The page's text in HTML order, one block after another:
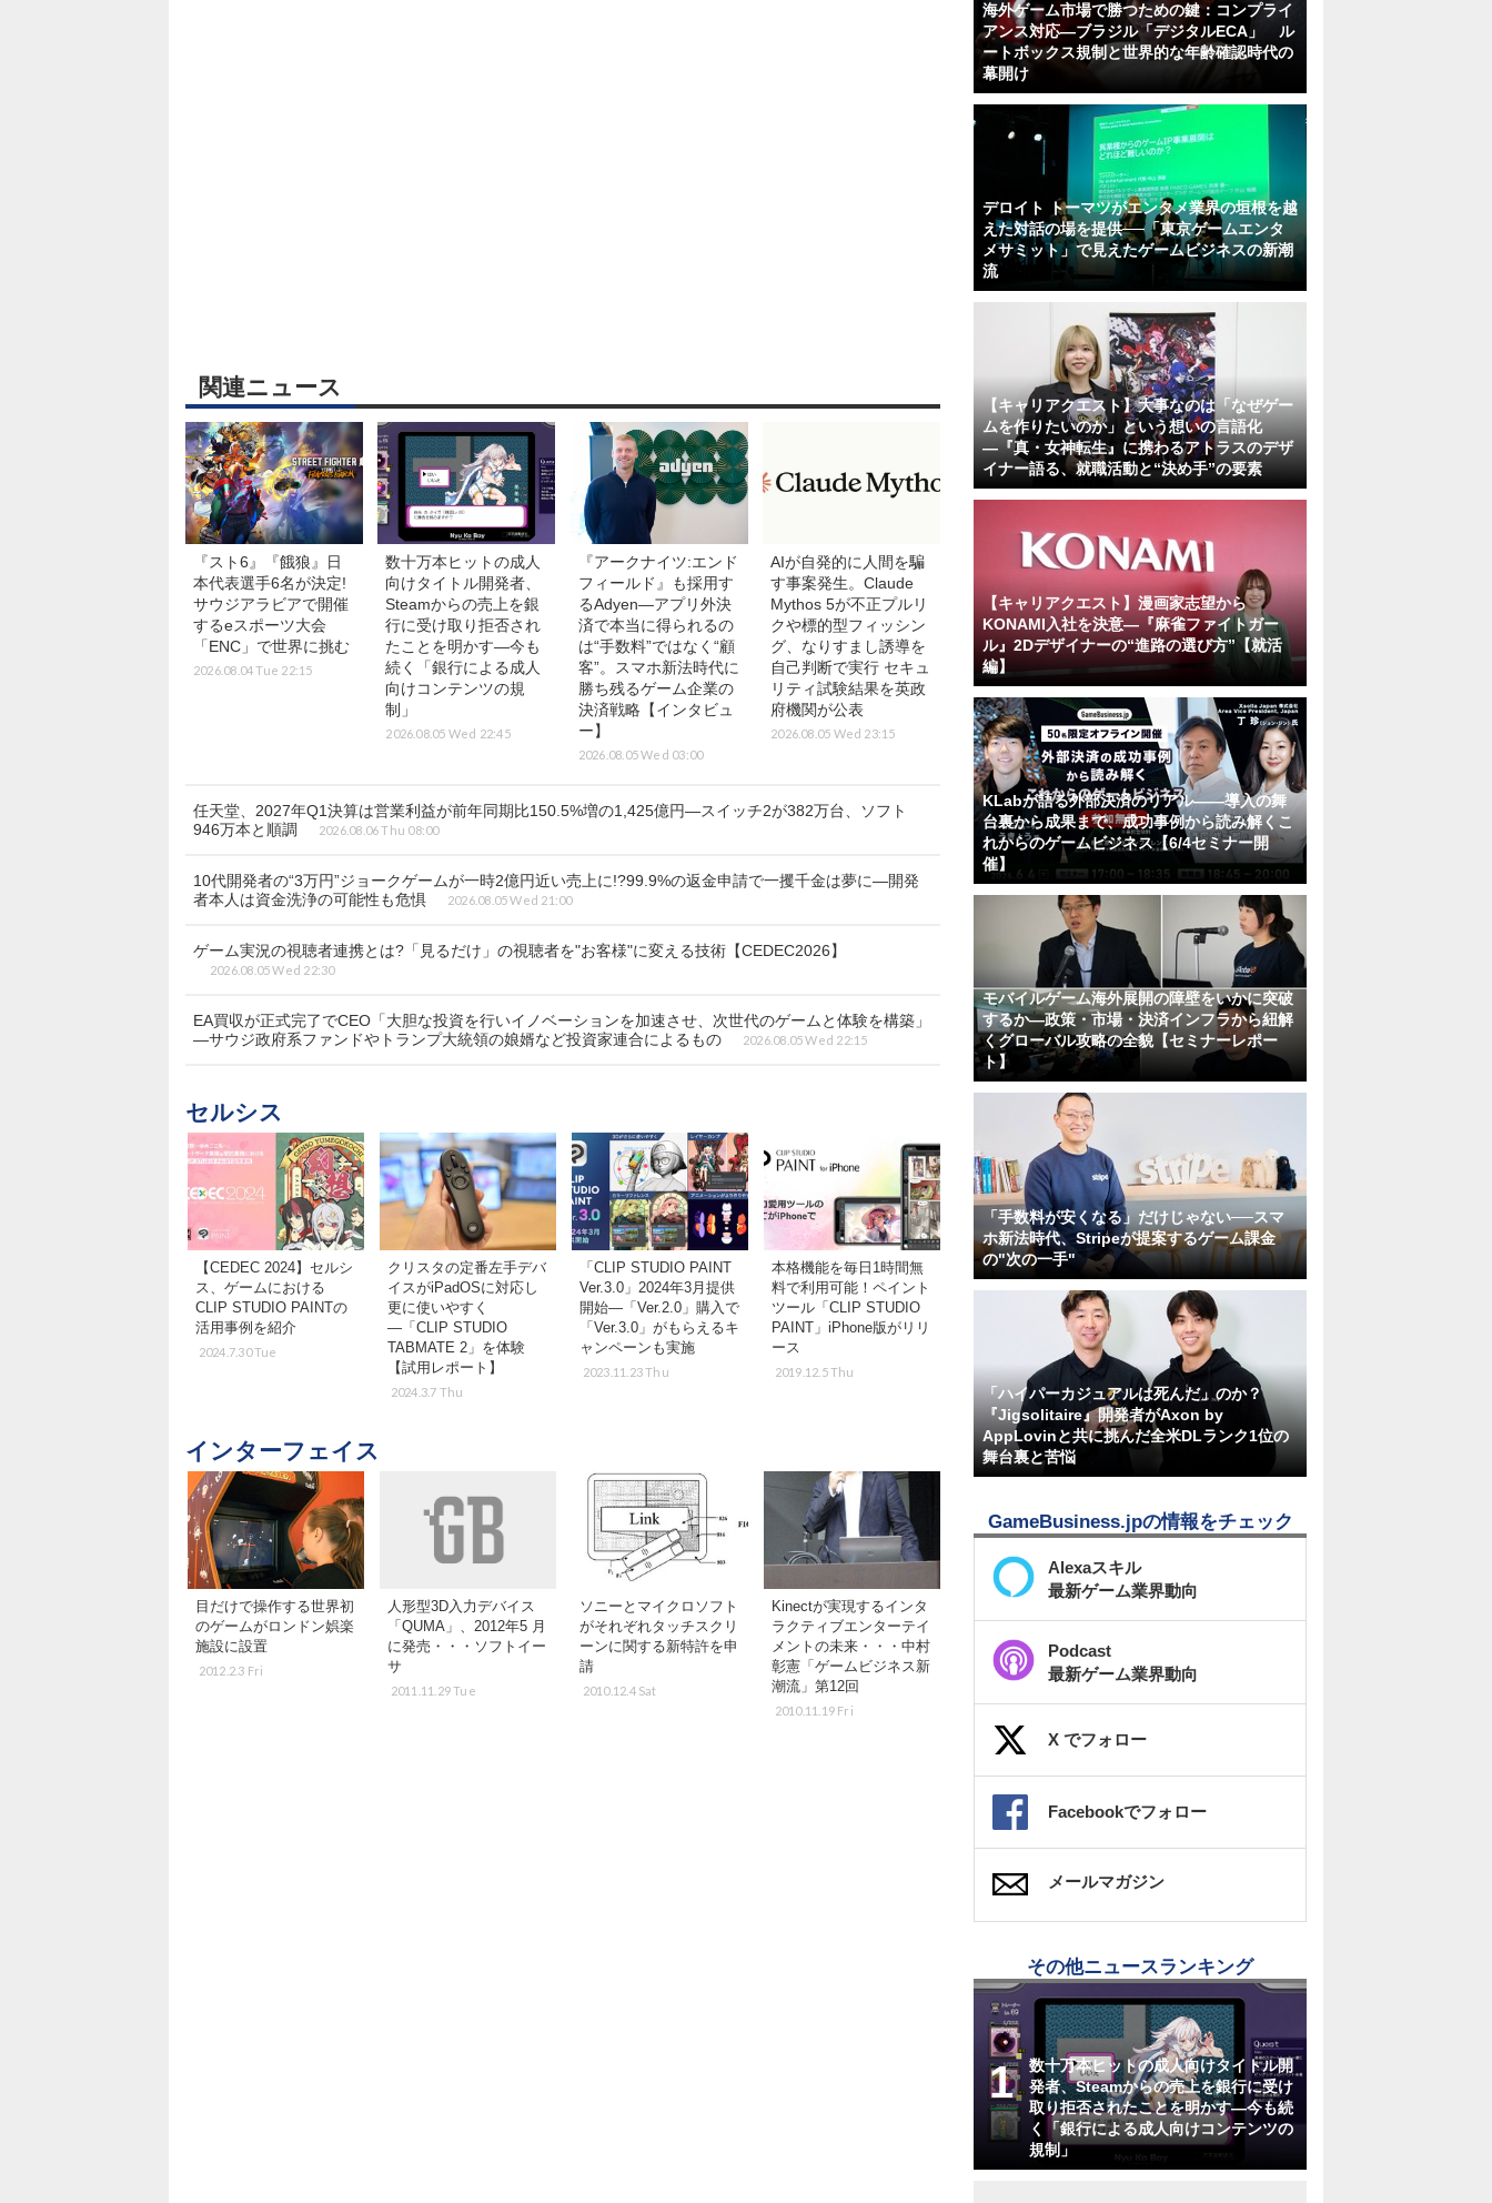
関連ニュース
『スト6』『餓狼』日
本代表選手6名が決定!
サウジアラビアで開催
するeスポーツ大会
「ENC」で世界に挑む
2026.08.04 Tue 22:15
数十万本ヒットの成人
向けタイトル開発者、
Steamからの売上を銀
行に受け取り拒否され
たことを明かす―今も
続く「銀行による成人
向けコンテンツの規
制」
2026.08.05 Wed 22:45
『アークナイツ:エンド
フィールド』も採用す
るAdyen―アプリ外決
済で本当に得られるの
は“手数料”ではなく“顧
客”。スマホ新法時代に
勝ち残るゲーム企業の
決済戦略【インタビュ
ー】
2026.08.05 Wed 03:00
AIが自発的に人間を騙
す事案発生。Claude
Mythos 5が不正プルリ
クや標的型フィッシン
グ、なりすまし誘導を
自己判断で実行 セキュ
リティ試験結果を英政
府機関が公表
2026.08.05 Wed 23:15
任天堂、2027年Q1決算は営業利益が前年同期比150.5%増の1,425億円―スイッチ2が382万台、ソフト
946万本と順調
2026.08.06 Thu 08:00
10代開発者の“3万円”ジョークゲームが一時2億円近い売上に!?99.9%の返金申請で一攫千金は夢に―開発
者本人は資金洗浄の可能性も危惧
2026.08.05 Wed 21:00
ゲーム実況の視聴者連携とは?「見るだけ」の視聴者を"お客様"に変える技術【CEDEC2026】
2026.08.05 Wed 22:30
EA買収が正式完了でCEO「大胆な投資を行いイノベーションを加速させ、次世代のゲームと体験を構築」
―サウジ政府系ファンドやトランプ大統領の娘婿など投資家連合によるもの
2026.08.05 Wed 22:15
セルシス
【CEDEC 2024】セルシ
ス、ゲームにおける
CLIP STUDIO PAINTの
活用事例を紹介
2024.7.30 Tue
クリスタの定番左手デバ
イスがiPadOSに対応し
更に使いやすく
―「CLIP STUDIO
TABMATE 2」を体験
【試用レポート】
2024.3.7 Thu
「CLIP STUDIO PAINT
Ver.3.0」2024年3月提供
開始―「Ver.2.0」購入で
「Ver.3.0」がもらえるキ
ャンペーンも実施
2023.11.23 Thu
本格機能を毎日1時間無
料で利用可能！ペイント
ツール「CLIP STUDIO
PAINT」iPhone版がリリ
ース
2019.12.5 Thu
インターフェイス
目だけで操作する世界初
のゲームがロンドン娯楽
施設に設置
2012.2.3 Fri
人形型3D入力デバイス
「QUMA」、2012年5 月
に発売・・・ソフトイー
サ
2011.11.29 Tue
ソニーとマイクロソフト
がそれぞれタッチスクリ
ーンに関する新特許を申
請
2010.12.4 Sat
Kinectが実現するインタ
ラクティブエンターテイ
メントの未来・・・中村
彰憲「ゲームビジネス新
潮流」第12回
2010.11.19 Fri
海外ゲーム市場で勝つための鍵：コンプライ
アンス対応—ブラジル「デジタルECA」 ル
ートボックス規制と世界的な年齢確認時代の
幕開け
デロイト トーマツがエンタメ業界の垣根を越
えた対話の場を提供──「東京ゲームエンタ
メサミット」で見えたゲームビジネスの新潮
流
【キャリアクエスト】大事なのは「なぜゲー
ムを作りたいのか」という想いの言語化
―『真・女神転生』に携わるアトラスのデザ
イナー語る、就職活動と“決め手”の要素
【キャリアクエスト】漫画家志望から
KONAMI入社を決意―『麻雀ファイトガー
ル』2Dデザイナーの“進路の選び方”【就活
編】
KLabが語る外部決済のリアル――導入の舞
台裏から成果まで、成功事例から読み解くこ
れからのゲームビジネス【6/4セミナー開
催】
モバイルゲーム海外展開の障壁をいかに突破
するか―政策・市場・決済インフラから紐解
くグローバル攻略の全貌【セミナーレポー
ト】
「手数料が安くなる」だけじゃない──スマ
ホ新法時代、Stripeが提案するゲーム課金
の"次の一手"
「ハイパーカジュアルは死んだ」のか？
『Jigsolitaire』開発者がAxon by
AppLovinと共に挑んだ全米DLランク1位の
舞台裏と苦悩
GameBusiness.jpの情報をチェック
Alexaスキル
最新ゲーム業界動向
Podcast
最新ゲーム業界動向
X でフォロー
Facebookでフォロー
メールマガジン
その他ニュースランキング
数十万本ヒットの成人向けタイトル開
発者、Steamからの売上を銀行に受け
取り拒否されたことを明かす―今も続
く「銀行による成人向けコンテンツの
規制」